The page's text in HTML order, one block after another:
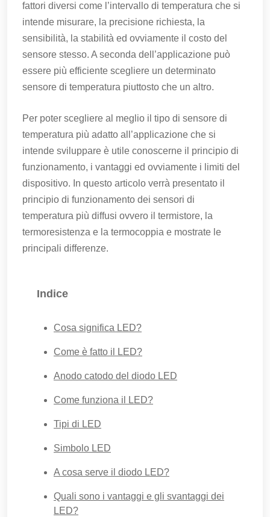
fattori diversi come l’intervallo di temperatura che si
intende misurare, la precisione richiesta, la
sensibilità, la stabilità ed ovviamente il costo del
sensore stesso. A seconda dell’applicazione può
essere più efficiente scegliere un determinato
sensore di temperatura piuttosto che un altro.
Per poter scegliere al meglio il tipo di sensore di
temperatura più adatto all’applicazione che si
intende sviluppare è utile conoscerne il principio di
funzionamento, i vantaggi ed ovviamente i limiti del
dispositivo. In questo articolo verrà presentato il
principio di funzionamento dei sensori di
temperatura più diffusi ovvero il termistore, la
termoresistenza e la termocoppia e mostrate le
principali differenze.
Indice
Cosa significa LED?
Come è fatto il LED?
Anodo catodo del diodo LED
Come funziona il LED?
Tipi di LED
Simbolo LED
A cosa serve il diodo LED?
Quali sono i vantaggi e gli svantaggi dei
LED?